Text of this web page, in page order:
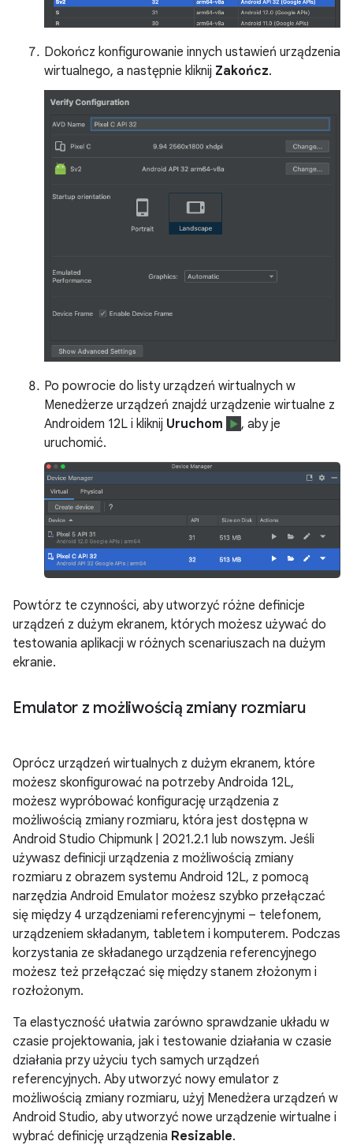
Dokończ konfigurowanie innych ustawień urządzenia
wirtualnego, a następnie kliknij Zakończ.
Po powrocie do listy urządzeń wirtualnych w
Menedżerze urządzeń znajdź urządzenie wirtualne z
Androidem 12L i kliknij Uruchom
, aby je
uruchomić.
Powtórz te czynności, aby utworzyć różne definicje
urządzeń z dużym ekranem, których możesz używać do
testowania aplikacji w różnych scenariuszach na dużym
ekranie.
Emulator z możliwością zmiany rozmiaru
Oprócz urządzeń wirtualnych z dużym ekranem, które
możesz skonfigurować na potrzeby Androida 12L,
możesz wypróbować konfigurację urządzenia z
możliwością zmiany rozmiaru, która jest dostępna w
Android Studio Chipmunk | 2021.2.1 lub nowszym. Jeśli
używasz definicji urządzenia z możliwością zmiany
rozmiaru z obrazem systemu Android 12L, z pomocą
narzędzia Android Emulator możesz szybko przełączać
się między 4 urządzeniami referencyjnymi – telefonem,
urządzeniem składanym, tabletem i komputerem. Podczas
korzystania ze składanego urządzenia referencyjnego
możesz też przełączać się między stanem złożonym i
rozłożonym.
Ta elastyczność ułatwia zarówno sprawdzanie układu w
czasie projektowania, jak i testowanie działania w czasie
działania przy użyciu tych samych urządzeń
referencyjnych. Aby utworzyć nowy emulator z
możliwością zmiany rozmiaru, użyj Menedżera urządzeń w
Android Studio, aby utworzyć nowe urządzenie wirtualne i
wybrać definicję urządzenia Resizable.